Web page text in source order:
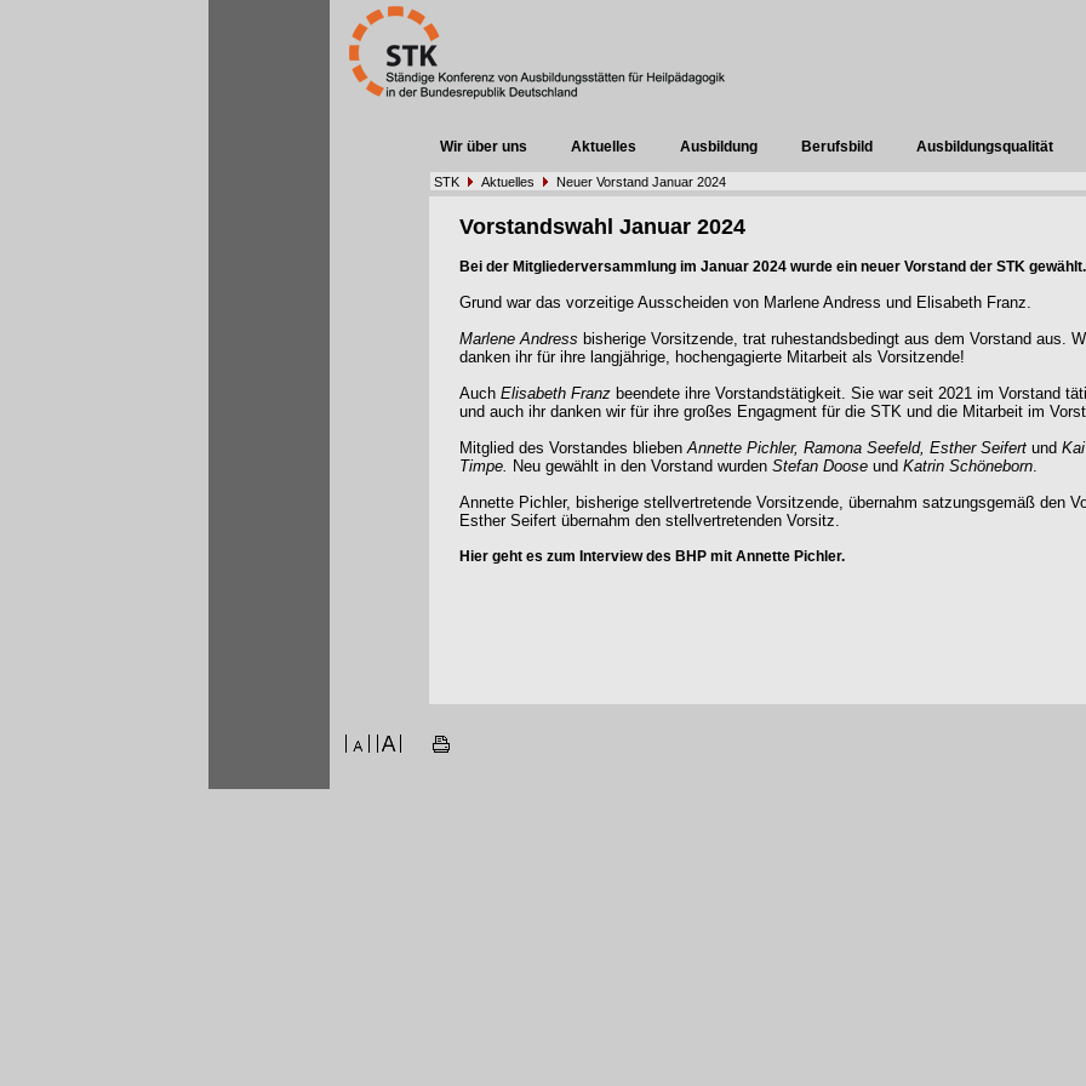
Wir über uns Aktuelles Ausbildung Berufsbild Ausbildungsqualität
STK Aktuelles Neuer Vorstand Januar 2024
Vorstandswahl Januar 2024
Bei der Mitgliederversammlung im Januar 2024 wurde ein neuer Vorstand der STK gewählt.
Grund war das vorzeitige Ausscheiden von Marlene Andress und Elisabeth Franz.
Marlene Andress bisherige Vorsitzende, trat ruhestandsbedingt aus dem Vorstand aus.
danken ihr für ihre langjährige, hochengagierte Mitarbeit als Vorsitzende!
Auch Elisabeth Franz beendete ihre Vorstandstätigkeit. Sie war seit 2021 im Vorstand
und auch ihr danken wir für ihre großes Engagment für die STK und die Mitarbeit im
Mitglied des Vorstandes bliebenAnnette Pichler, Ramona Seefeld, Esther Seifert und Kai
Timpe. Neu gewählt in den Vorstand wurden Stefan Doose und Katrin Schöneborn.
Annette Pichler, bisherige stellvertretende Vorsitzende, übernahm satzungsgemäß den
Esther Seifert übernahm den stellvertretenden Vorsitz.
Hier geht es zum Interview des BHP mit Annette Pichler.